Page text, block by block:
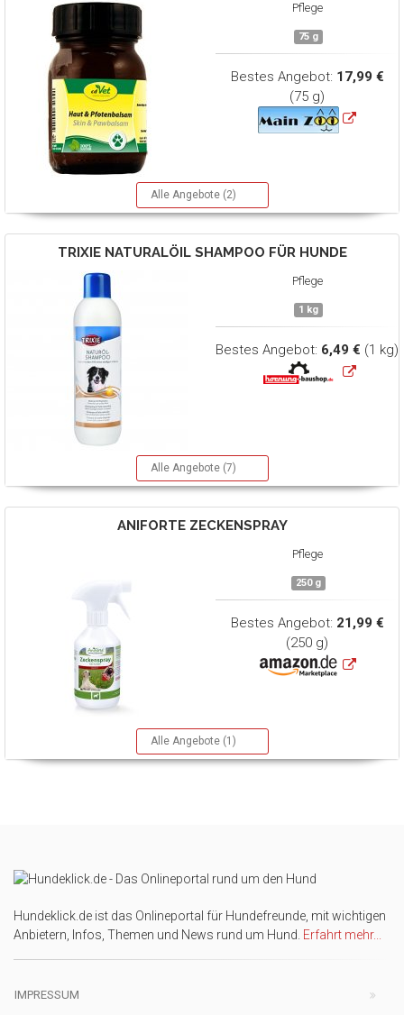
Pflege
75 g
Bestes Angebot: 17,99 €
(75 g)
Alle Angebote (2)
TRIXIENATURALÖIL SHAMPOO FÜR HUNDE
Pflege
1 kg
Bestes Angebot: 6,49 € (1 kg)
Alle Angebote (7)
ANIFORTEZECKENSPRAY
Pflege
250 g
Bestes Angebot: 21,99 €
(250 g)
Alle Angebote (1)
Hundeklick.de ist das Onlineportal für Hundefreunde, mit wichtigen
Anbietern, Infos, Themen und News rund um Hund. Erfahrt mehr...
IMPRESSUM